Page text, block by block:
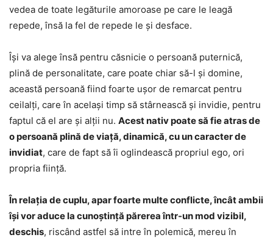
vedea de toate legăturile amoroase pe care le leagă
repede, însă la fel de repede le și desface.
Își va alege însă pentru căsnicie o persoană puternică,
plină de personalitate, care poate chiar să-l și domine,
această persoană fiind foarte ușor de remarcat pentru
ceilalți, care în același timp să stârnească și invidie, pentru
faptul că el are și alții nu. Acest nativ poate să fie atras de
o persoană plină de viață, dinamică, cu un caracter de
invidiat, care de fapt să îi oglindească propriul ego, ori
propria ființă.
În relația de cuplu, apar foarte multe conflicte, încât ambii
își vor aduce la cunoștință părerea într-un mod vizibil,
deschis, riscând astfel să intre în polemică, mereu în